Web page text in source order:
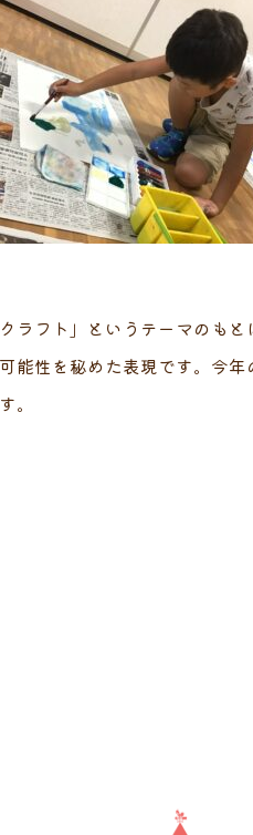
クラフト」というテーマのも
能性を秘めた表現です。今
。